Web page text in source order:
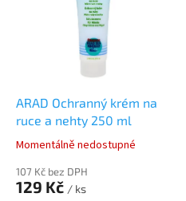
ARAD Ochranný krém na
ruce a nehty 250 ml
Průměrné
produktu
je
Momentálně nedostupné
107 Kč bez DPH
129 Kč / ks